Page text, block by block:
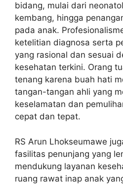
bidang, mulai dari
kembang, hingga
pada anak.
ketelitian diagnosa serta
yang rasional dan sesuai
kesehatan terkini. Orang
tenang karena buah hati
tangan-tangan ahli yang
keselamatan dan
cepat dan tepat.
RS Arun Lhokseumawe
fasilitas penunjang yang
mendukung layanan
ruang rawat inap anak